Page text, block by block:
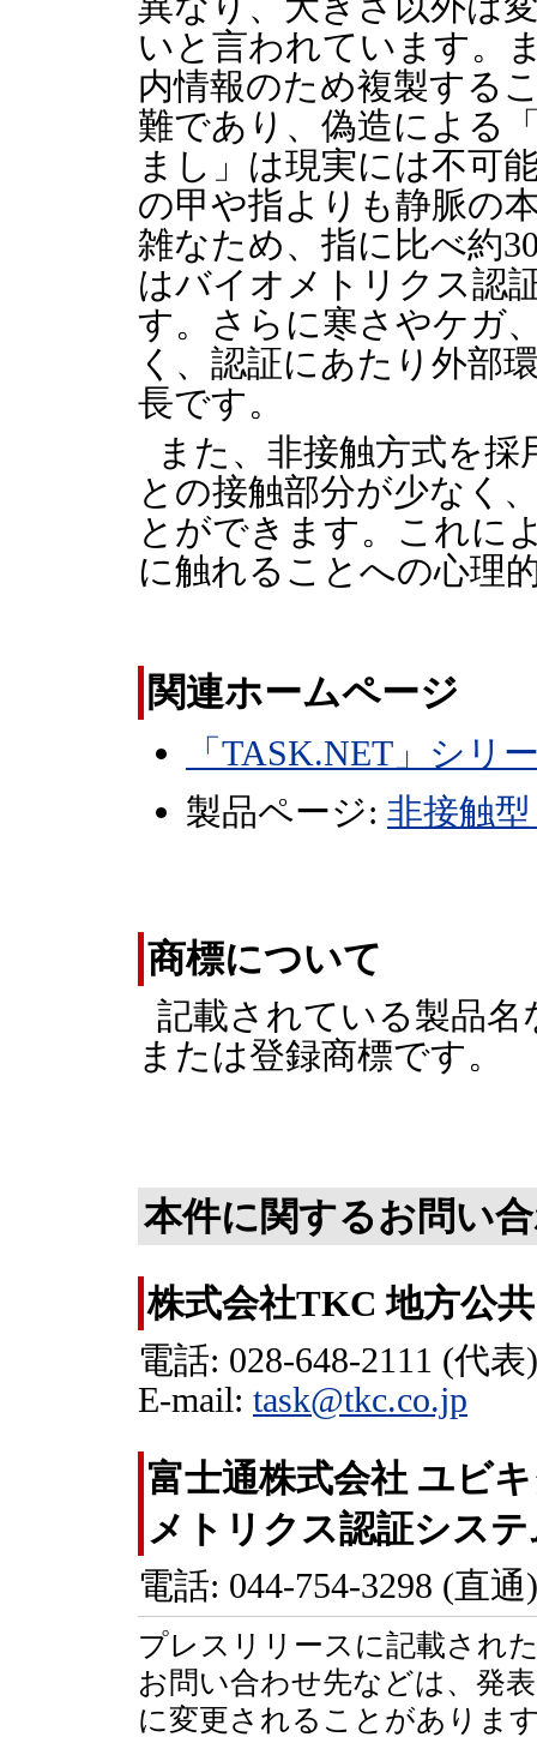
いと言われています。
内情報のため複製する
難であり、偽造による
まし」は現実には不可
の甲や指よりも静脈の
雑なため、指に比べ約
はバイオメトリクス認
す。さらに寒さやケガ
く、認証にあたり外部
長です。
また、非接触方式を
との接触部分が少なく
とができます。これに
に触れることへの心理
関連ホームページ
「TASK.NET」シリ
製品ページ: 非接触
商標について
記載されている製品
または登録商標です。
本件に関するお問い
株式会社TKC 地方公
電話: 028-648-2111 (代表)
E-mail: task@tkc.co.jp
富士通株式会社 ユビ
メトリクス認証シス
電話: 044-754-3298 (直通)
プレスリリースに記載され
お問い合わせ先などは、発
に変更されることがありま